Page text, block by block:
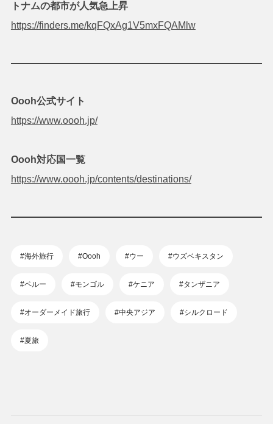
トナムの都市が人気急上昇
https://finders.me/kqFQxAg1V5mxFQAMlw
Oooh公式サイト
https://www.oooh.jp/
Oooh対応国一覧
https://www.oooh.jp/contents/destinations/
#海外旅行 #Oooh #ウー #ウズベキスタン
#ペルー #モンゴル #ケニア #タンザニア
#オーダーメイド旅行 #中央アジア #シルクロード
#夏旅